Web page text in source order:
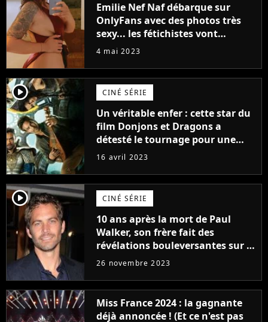
Emilie Nef Naf débarque sur
OnlyFans avec des photos très
sexy... les fétichistes vont
prendre leur pied !
4 mai 2023
player2 CINÉ SÉRIE
Un véritable enfer : cette star du
film Donjons et Dragons a
détesté le tournage pour une
raison très spéciale
16 avril 2023
player2 CINÉ SÉRIE
10 ans après la mort de Paul
Walker, son frère fait des
révélations bouleversantes sur la
réaction des acteurs de Fast and
26 novembre 2023
Miss France 2024 : la gagnante
déjà annoncée ! (Et ce n'est pas